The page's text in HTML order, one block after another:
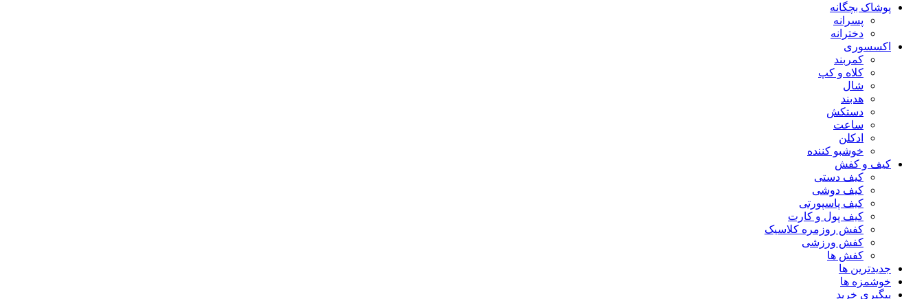
پوشاک بچگانه
پسرانه
دخترانه
اکسسوری
کمربند
کلاه و کپ
شال
هدبند
دستکش
ساعت
ادکلن
خوشبو کننده
کیف و کفش
کیف دستی
کیف دوشی
کیف پاسپورتی
کیف پول و کارت
کفش روزمره کلاسیک
کفش ورزشی
کفش ها
جدیدترین ها
خوشمزه ها
پیگیری خرید